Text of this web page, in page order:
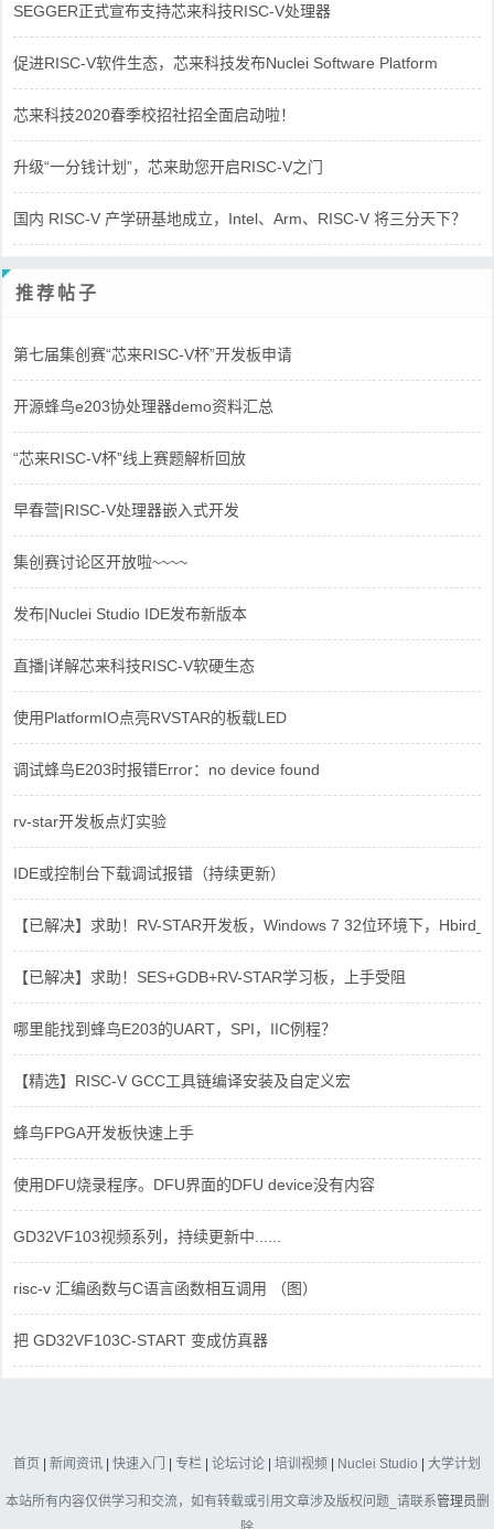
SEGGER正式宣布支持芯来科技RISC-V处理器
促进RISC-V软件生态，芯来科技发布Nuclei Software Platform
芯来科技2020春季校招社招全面启动啦！
升级“一分钱计划”，芯来助您开启RISC-V之门
国内 RISC-V 产学研基地成立，Intel、Arm、RISC-V 将三分天下？
推荐帖子
第七届集创赛“芯来RISC-V杯”开发板申请
开源蜂鸟e203协处理器demo资料汇总
“芯来RISC-V杯”线上赛题解析回放
早春营|RISC-V处理器嵌入式开发
集创赛讨论区开放啦~~~~
发布|Nuclei Studio IDE发布新版本
直播|详解芯来科技RISC-V软硬生态
使用PlatformIO点亮RVSTAR的板载LED
调试蜂鸟E203时报错Error：no device found
rv-star开发板点灯实验
IDE或控制台下载调试报错（持续更新）
【已解决】求助！RV-STAR开发板，Windows 7 32位环境下，
【已解决】求助！SES+GDB+RV-STAR学习板，上手受阻
哪里能找到蜂鸟E203的UART，SPI，IIC例程？
【精选】RISC-V GCC工具链编译安装及自定义宏
蜂鸟FPGA开发板快速上手
使用DFU烧录程序。DFU界面的DFU device没有内容
GD32VF103视频系列，持续更新中......
risc-v 汇编函数与C语言函数相互调用 （图）
把 GD32VF103C-START 变成仿真器
首页 | 新闻资讯 | 快速入门 | 专栏 | 论坛讨论 | 培训视频 | Nuclei Studio | 大学计划
本站所有内容仅供学习和交流，如有转载或引用文章涉及版权问题_请联系管理员删